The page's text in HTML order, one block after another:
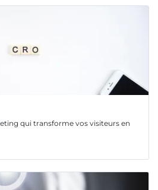
qui transforme vos visiteurs en